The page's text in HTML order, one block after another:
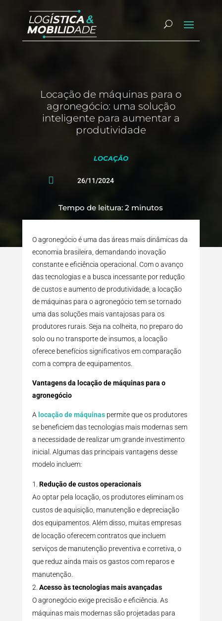
Locação de máquinas para o
agronegócio: uma solução
inteligente para aumentar a
produtividade
LOCAÇÃO
 26/11/2024
Tempo de leitura: 2 minutos
O agronegócio é uma das áreas mais dinâmicas da
economia brasileira, demandando inovação
constante e eficiência operacional. Com o avanço
das tecnologias e a busca incessante por redução
de custos e aumento de produtividade, a locação
de máquinas para o agronegócio tem se tornado
uma das soluções mais vantajosas para os
produtores rurais. Seja na colheita, no preparo do
solo ou no transporte de insumos, a locação
oferece benefícios significativos em comparação
com a compra de equipamentos.
Vantagens da locação de máquinas para o
agronegócio
A locação de máquinaspermite que os produtores
se beneficiem das tecnologias mais modernas sem
a necessidade de realizar um grande investimento
inicial. Algumas das principais vantagens desse
modelo incluem:
Redução de custos operacionais
Ao optar pela locação, os produtores eliminam os
custos de aquisição, manutenção e depreciação
dos equipamentos. Além disso, muitas empresas
de locação oferecem contratos que incluem
serviços de manutenção preventiva e corretiva, o
que reduz ainda mais os gastos com reparos e
manutenção.
Acesso às tecnologias mais avançadas
O agronegócio exige precisão e eficiência. As
máquinas mais modernas são projetadas para